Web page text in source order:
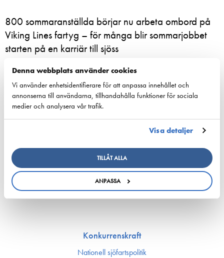
Denna webbplats använder cookies
Vi använder enhetsidentifierare för att anpassa innehållet och
annonserna till användarna, tillhandahålla funktioner för sociala
medier och analysera vår trafik.
Visa detaljer
TILLÅT ALLA
ANPASSA
800 sommaranställda börjar nu arbeta ombord på
Viking Lines fartyg – för många blir sommarjobbet
starten på en karriär till sjöss
European shipping and aviation sectors urge EU to
channel ETS revenues into clean fuels
22. juni 2026 - safety4sea.com
Regulation and the Hong Kong Convention
published…
22. juni 2026 - cyprusshippingnews.com
Konkurrenskraft
Nationell sjöfartspolitik